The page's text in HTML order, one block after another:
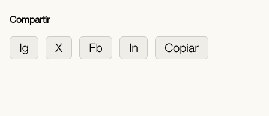
Compartir